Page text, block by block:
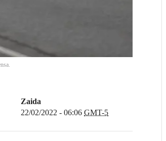
Zaida
22/02/2022 - 06:06 GMT-5